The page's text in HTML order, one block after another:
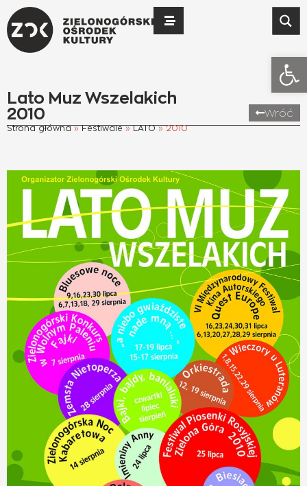
Lato Muz Wszelakich
2010
Wróć
Strona główna » Festiwale » LATO » 2010